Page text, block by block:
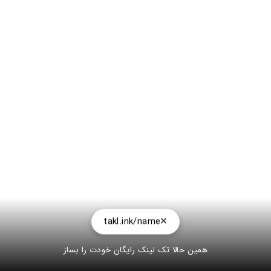
takl.ink/name
همین حالا تک لینک رایگان خودت را بساز